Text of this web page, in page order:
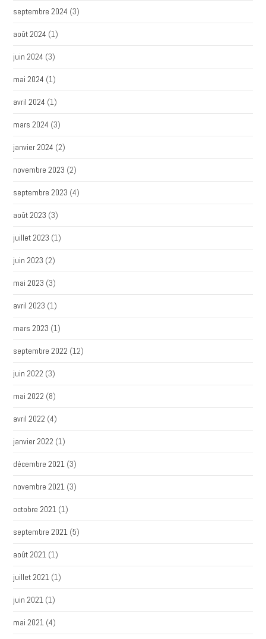
septembre 2024 (3)
août 2024 (1)
juin 2024 (3)
mai 2024 (1)
avril 2024 (1)
mars 2024 (3)
janvier 2024 (2)
novembre 2023 (2)
septembre 2023 (4)
août 2023 (3)
juillet 2023 (1)
juin 2023 (2)
mai 2023 (3)
avril 2023 (1)
mars 2023 (1)
septembre 2022 (12)
juin 2022 (3)
mai 2022 (8)
avril 2022 (4)
janvier 2022 (1)
décembre 2021 (3)
novembre 2021 (3)
octobre 2021 (1)
septembre 2021 (5)
août 2021 (1)
juillet 2021 (1)
juin 2021 (1)
mai 2021 (4)